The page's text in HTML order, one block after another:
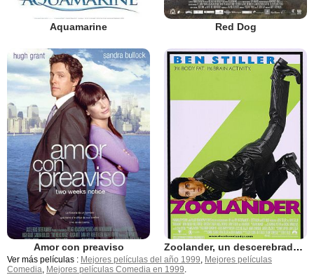
Aquamarine Red Dog
Amor con preaviso Zoolander, un descerebrado de moda
Ver más películas : Mejores películas del año 1999, Mejores películas
Comedia, Mejores películas Comedia en 1999.